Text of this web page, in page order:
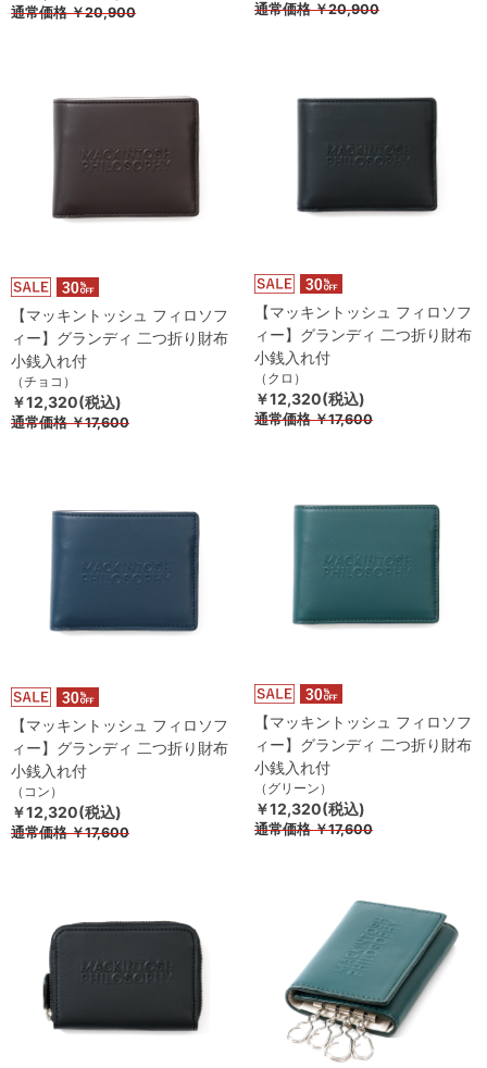
通常価格￥20,900 通常価格￥20,900
【マッキントッシュ フィロソフ
ィー】グランディ 二つ折り財布
小銭入れ付
（チョコ）
￥12,320(税込)
通常価格￥17,600
【マッキントッシュ フィロソフ
ィー】グランディ 二つ折り財布
小銭入れ付
（クロ）
￥12,320(税込)
通常価格￥17,600
【マッキントッシュ フィロソフ
ィー】グランディ 二つ折り財布
小銭入れ付
（コン）
￥12,320(税込)
通常価格￥17,600
【マッキントッシュ フィロソフ
ィー】グランディ 二つ折り財布
小銭入れ付
（グリーン）
￥12,320(税込)
通常価格￥17,600